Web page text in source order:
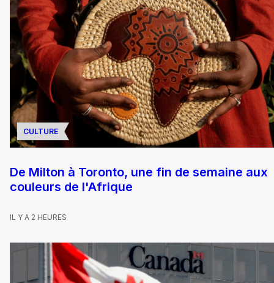
CULTURE
De Milton à Toronto, une fin de semaine aux
couleurs de l'Afrique
IL Y A 2 HEURES